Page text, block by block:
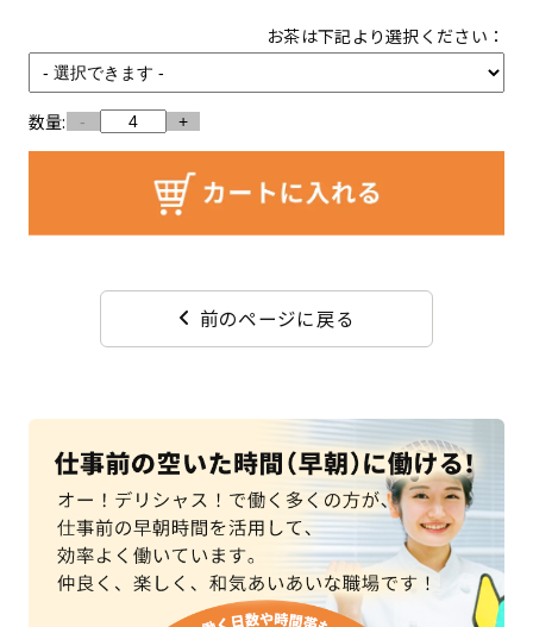
お茶は下記より選択ください：
数量: - +
前のページに戻る